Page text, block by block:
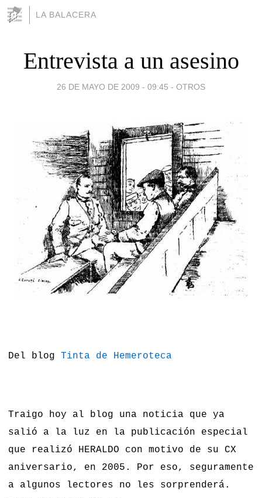
LA BALACERA
Entrevista a un asesino
26 DE MAYO DE 2009 - 09:45 - OTROS
Del blog Tinta de Hemeroteca
Traigo hoy al blog una noticia que ya
salió a la luz en la publicación especial
que realizó HERALDO con motivo de su CX
aniversario, en 2005. Por eso, seguramente
a algunos lectores no les sorprenderá.